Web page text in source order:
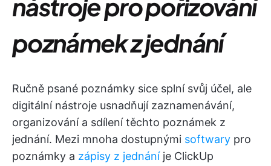
nástroje pro pořizování
poznámek z jednání
Ručně psané poznámky sice splní svůj účel, ale
digitální nástroje usnadňují zaznamenávání,
organizování a sdílení těchto poznámek z
jednání. Mezi mnoha dostupnými softwary pro
poznámky a zápisy z jednáníje ClickUp